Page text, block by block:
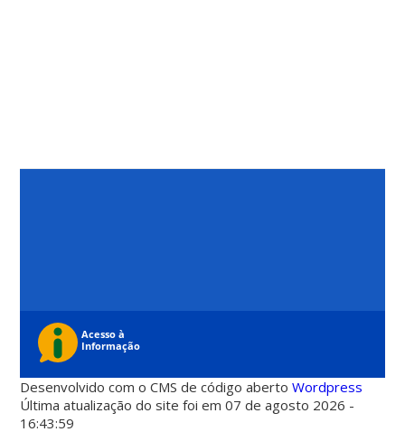
Desenvolvido com o CMS de código abertoWordpress
Última atualização do site foi em 07 de agosto 2026 -
16:43:59